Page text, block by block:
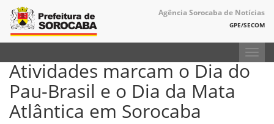
Agência Sorocaba de Notícias
GPE/SECOM
Atividades marcam o Dia do
Pau-Brasil e o Dia da Mata
Atlântica em Sorocaba